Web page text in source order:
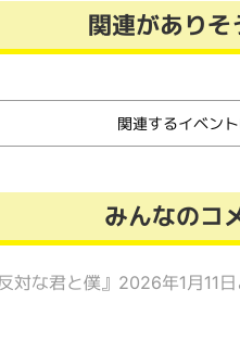
関連がありそ
関連するイベント
みんなのコ
対な君と僕』2026年1月11